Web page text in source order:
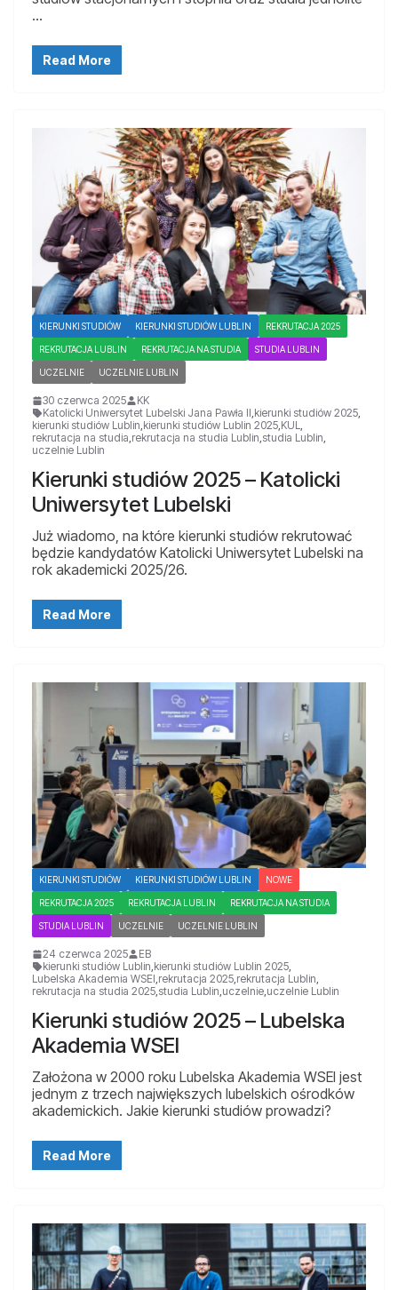
…
Read More
KIERUNKI STUDIÓW KIERUNKI STUDIÓW LUBLIN REKRUTACJA 2025
REKRUTACJA LUBLIN REKRUTACJA NA STUDIA STUDIA LUBLIN
UCZELNIE UCZELNIE LUBLIN
30 czerwca 2025
KK
Katolicki Uniwersytet Lubelski Jana Pawła II kierunki studiów 2025
kierunki studiów Lublin kierunki studiów Lublin 2025 KUL
rekrutacja na studia rekrutacja na studia Lublin studia Lublin
uczelnie Lublin
Kierunki studiów 2025 – Katolicki
Uniwersytet Lubelski
Już wiadomo, na które kierunki studiów rekrutować
będzie kandydatów Katolicki Uniwersytet Lubelski na
rok akademicki 2025/26.
Read More
KIERUNKI STUDIÓW KIERUNKI STUDIÓW LUBLIN NOWE
REKRUTACJA 2025 REKRUTACJA LUBLIN REKRUTACJA NA STUDIA
STUDIA LUBLIN UCZELNIE UCZELNIE LUBLIN
24 czerwca 2025
EB
kierunki studiów Lublin kierunki studiów Lublin 2025
Lubelska Akademia WSEI rekrutacja 2025 rekrutacja Lublin
rekrutacja na studia 2025 studia Lublin uczelnie uczelnie Lublin
Kierunki studiów 2025 – Lubelska
Akademia WSEI
Założona w 2000 roku Lubelska Akademia WSEI jest
jednym z trzech największych lubelskich ośrodków
akademickich. Jakie kierunki studiów prowadzi?
Read More